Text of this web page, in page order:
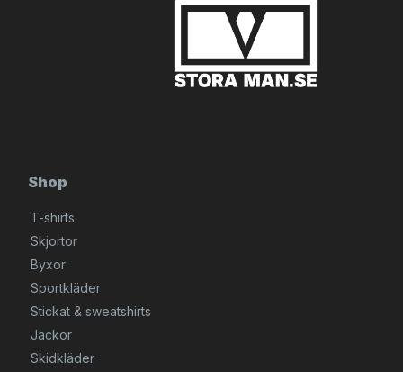
Shop
T-shirts
Skjortor
Byxor
Sportkläder
Stickat & sweatshirts
Jackor
Skidkläder